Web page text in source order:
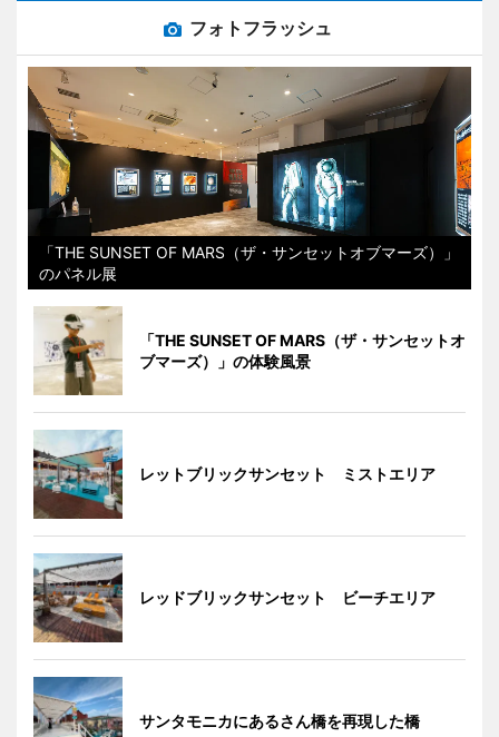
フォトフラッシュ
「THE SUNSET OF MARS（ザ・サンセットオブマーズ）」
のパネル展
「THE SUNSET OF MARS（ザ・サンセットオ
ブマーズ）」の体験風景
レットブリックサンセット ミストエリア
レッドブリックサンセット ビーチエリア
サンタモニカにあるさん橋を再現した橋